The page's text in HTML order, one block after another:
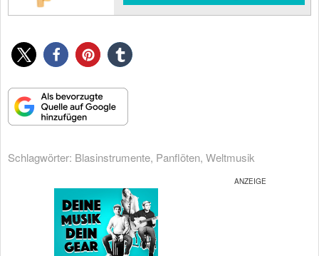
Schlagwörter: Blasinstrumente, Panflöten, Weltmusik